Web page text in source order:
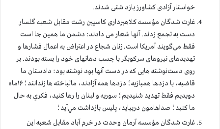
خواستار آزادی کشاورز بازداشتی شدند.
غارت شدگان مؤسسه کلاهبرداری كاسپين رشت مقابل شعبه گلسار
دست به تجمع زدند. آنها شعار می دادند: دشمن ما همین جا است
فقط می‌گویند آمریکا است. زنان شجاع در اعتراض به اعمال فشارها و
تهدیدهای نیروهای سرکوبگر با چسب دهانهای خود را بسته بودند. بر
روی دست‌نوشته هایی که در دست آنها بود نوشته بود: دادستان ما
قاضيه، با دزدها همبازيه؛ دزدها همه آزادند، مالباخته ها زندانند؛ ۱۶ماه
دويديم فقط تهديد شنيديم؛ سوريه و لبنان را رها كنيد، فكري به حال
ما كنيد؛ صداهامون دربياید، پليس بازداشت مي‌آید؛
غارت شدگان مؤسسه آرمان وحدت در خرم آباد مقابل شعبه این